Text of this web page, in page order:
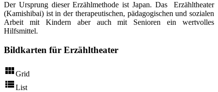
Der Ursprung dieser Erzählmethode ist Japan. Das
Erzähltheater
(Kamishibai) ist in der therapeutischen, pädagogischen und sozialen
Arbeit mit Kindern aber auch mit Senioren ein wertvolles
Hilfsmittel.
Bildkarten für Erzähltheater
Grid
List